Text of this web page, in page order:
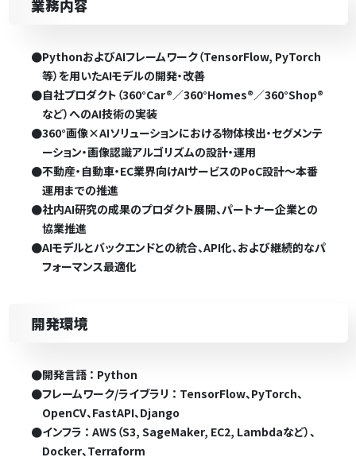
業務内容
●PythonおよびAIフレームワーク（TensorFlow, PyTorch
等）を用いたAIモデルの開発・改善
●自社プロダクト（360°Car®／360°Homes®／360°Shop®
など）へのAI技術の実装
●360°画像×AIソリューションにおける物体検出・セグメンテ
ーション・画像認識アルゴリズムの設計・運用
●不動産・自動車・EC業界向けAIサービスのPoC設計～本番
運用までの推進
●社内AI研究の成果のプロダクト展開、パートナー企業との
協業推進
●AIモデルとバックエンドとの統合、API化、および継続的なパ
フォーマンス最適化
開発環境
●開発言語 ： Python
●フレームワーク/ライブラリ ： TensorFlow、PyTorch、
OpenCV、FastAPI、Django
●インフラ ： AWS（S3, SageMaker, EC2, Lambdaなど）、
Docker、Terraform